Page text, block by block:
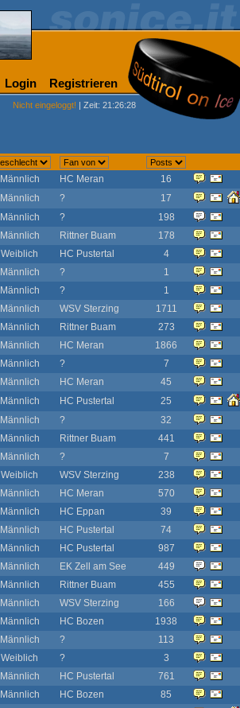
Login Registrieren
Nicht eingeloggt! | Zeit: 21:26:28
Männlich HC Meran
16
Männlich ?
17
Männlich ?
198
Männlich Rittner Buam
178
Weiblich HC Pustertal
4
Männlich ?
1
Männlich ?
1
Männlich WSV Sterzing
1711
Männlich Rittner Buam
273
Männlich HC Meran
1866
Männlich ?
7
Männlich HC Meran
45
Männlich HC Pustertal
25
Männlich ?
32
Männlich Rittner Buam
441
Männlich ?
7
Weiblich WSV Sterzing
238
Männlich HC Meran
570
Männlich HC Eppan
39
Männlich HC Pustertal
74
Männlich HC Pustertal
987
Männlich EK Zell am See
449
Männlich Rittner Buam
455
Männlich WSV Sterzing
166
Männlich HC Bozen
1938
Männlich ?
113
Weiblich ?
3
Männlich HC Pustertal
761
Männlich HC Bozen
85